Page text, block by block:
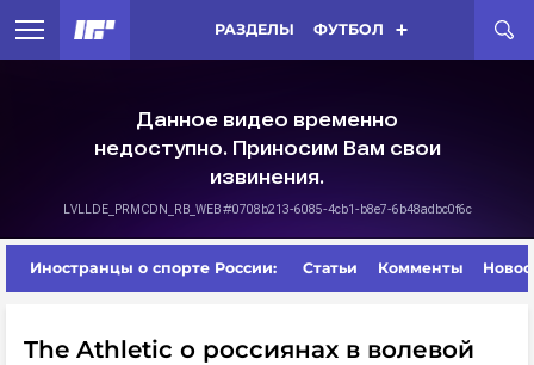
РАЗДЕЛЫ ФУТБОЛ
Иностранцы о спорте России: Статьи Комменты
The Athletic о россиянах в волевой